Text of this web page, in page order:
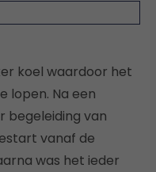
koel waardoor het
lopen. Na een
begeleiding van
vanaf de
was het ieder